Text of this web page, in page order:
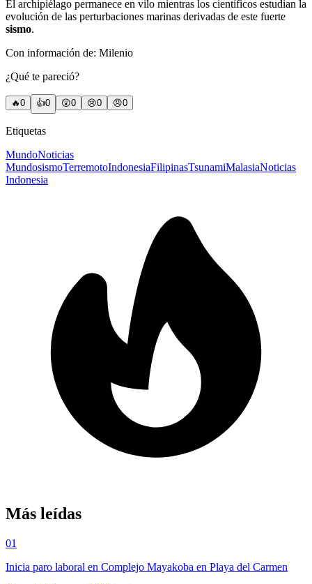
El archipiélago permanece en vilo mientras los científicos estudian la
evolución de las perturbaciones marinas derivadas de este fuerte
sismo.
Con información de: Milenio
¿Qué te pareció?
🔥0 👍0 😲0 😢0 😠0
Etiquetas
MundoNoticias
MundosismoTerremotoIndonesiaFilipinasTsunamiMalasiaNoticias
Indonesia
Más leídas
01
Inicia paro laboral en Complejo Mayakoba en Playa del Carmen